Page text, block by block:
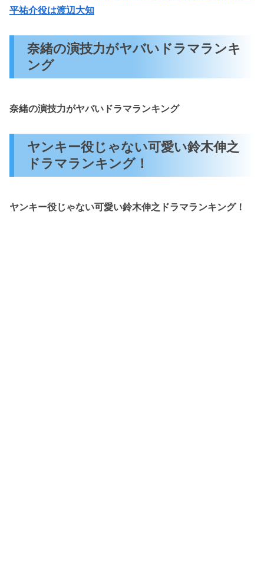
平祐介役は渡辺大知
奈緒の演技力がヤバいドラマランキ
ング
奈緒の演技力がヤバいドラマランキング
ヤンキー役じゃない可愛い鈴木伸之
ドラマランキング！
ヤンキー役じゃない可愛い鈴木伸之ドラマランキング！